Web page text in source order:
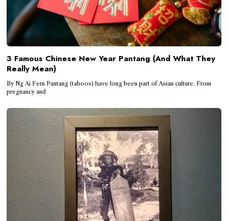
3 Famous Chinese New Year Pantang (And What They
Really Mean)
By Ng Ai Fern Pantang (taboos) have long been part of Asian culture. From
pregnancy and